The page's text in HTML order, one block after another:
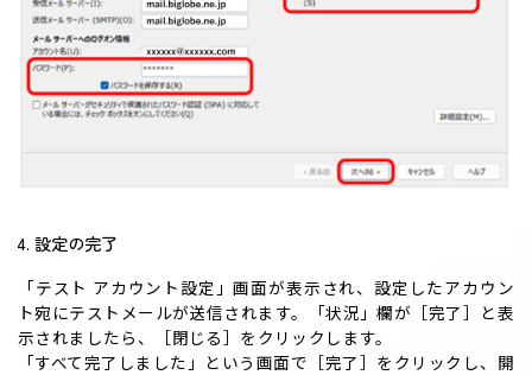
4. 設定の完了
「テスト アカウント設定」画面が表示され、設定したアカウン
ト宛にテストメールが送信されます。「状況」欄が［完了］と表
示されましたら、［閉じる］をクリックします。
「すべて完了しました」という画面で［完了］をクリックし、開